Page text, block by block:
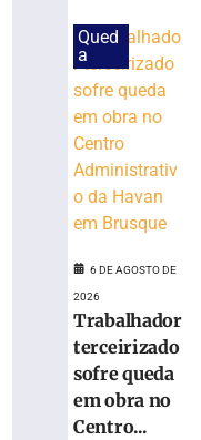
inscrições
para
desfile
setembro
mais
Qued
a
6 DE AGOSTO DE
2026
Trabalhador
terceirizado
sofre queda
em obra no
Centro...